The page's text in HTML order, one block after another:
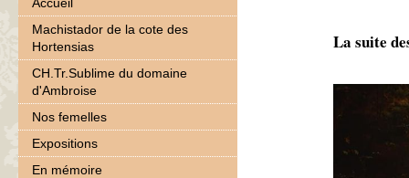
La suite
Machistador de la cote des
Hortensias
CH.Tr.Sublime du domaine
d'Ambroise
Nos femelles
Expositions
En mémoire